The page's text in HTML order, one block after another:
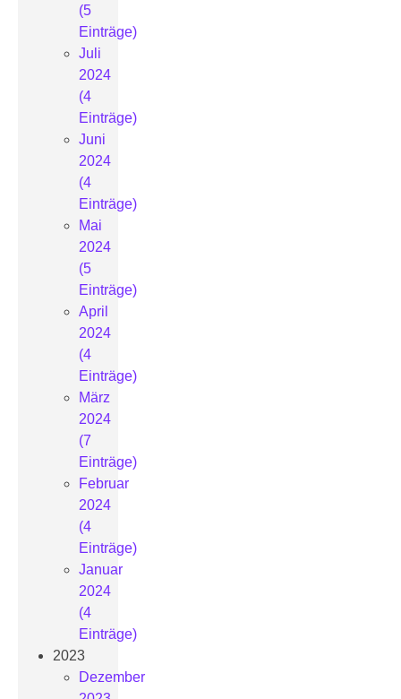
(5
Einträge)
Juli
2024
(4
Einträge)
Juni
2024
(4
Einträge)
Mai
2024
(5
Einträge)
April
2024
(4
Einträge)
März
2024
(7
Einträge)
Februar
2024
(4
Einträge)
Januar
2024
(4
Einträge)
2023
Dezember